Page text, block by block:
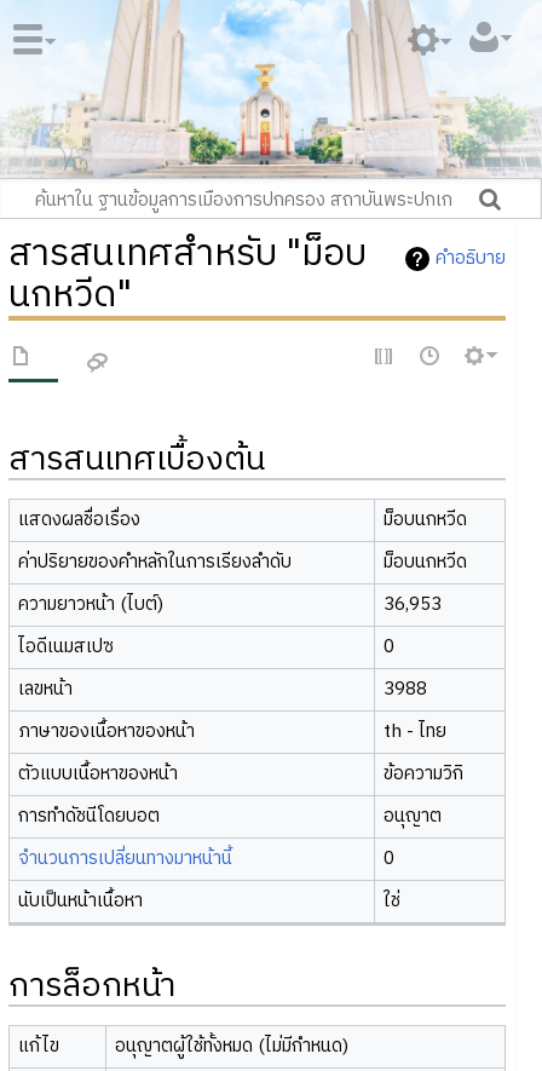
คำอธิบาย
สารสนเทศสำหรับ "ม็อบ
นกหวีด"
สารสนเทศเบื้องต้น
แสดงผลชื่อเรื่อง
ม็อบนกหวีด
ค่าปริยายของคำหลักในการเรียงลำดับ
ม็อบนกหวีด
ความยาวหน้า (ไบต์)
36,953
ไอดีเนมสเปซ
0
เลขหน้า
3988
ภาษาของเนื้อหาของหน้า
th - ไทย
ตัวแบบเนื้อหาของหน้า
ข้อความวิกิ
การทำดัชนีโดยบอต
อนุญาต
จำนวนการเปลี่ยนทางมาหน้านี้
0
นับเป็นหน้าเนื้อหา
ใช่
การล็อกหน้า
แก้ไข
อนุญาตผู้ใช้ทั้งหมด (ไม่มีกำหนด)